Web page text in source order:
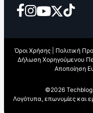
Όροι Χρήσης Πολιτική
Δήλωση Χορηγούμενου
Αποποίηση
©2026 Techblog
Λογότυπα, επωνυμίες και